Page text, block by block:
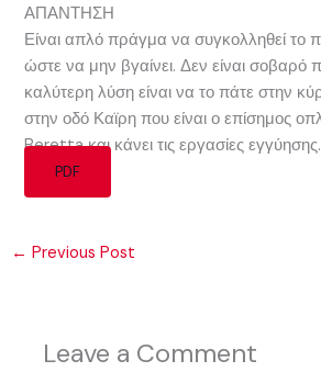
ΑΠΑΝΤΗΣΗ
Είναι απλό πράγμα να συγκολληθεί το
ώστε να μην βγαίνει. Δεν είναι σοβαρό
καλύτερη λύση είναι να το πάτε στην
στην οδό Καϊρη που είναι ο επίσημος
Beretta και κάνει τις εργασίες εγγύησης.
PDF
← Previous Post
Leave a Comment